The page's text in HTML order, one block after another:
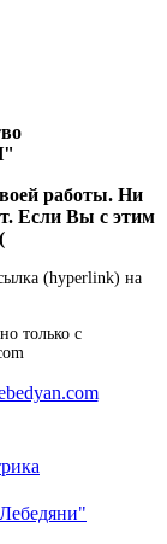
работы. Ни
Если Вы с этим
(hyperlink) на
только с